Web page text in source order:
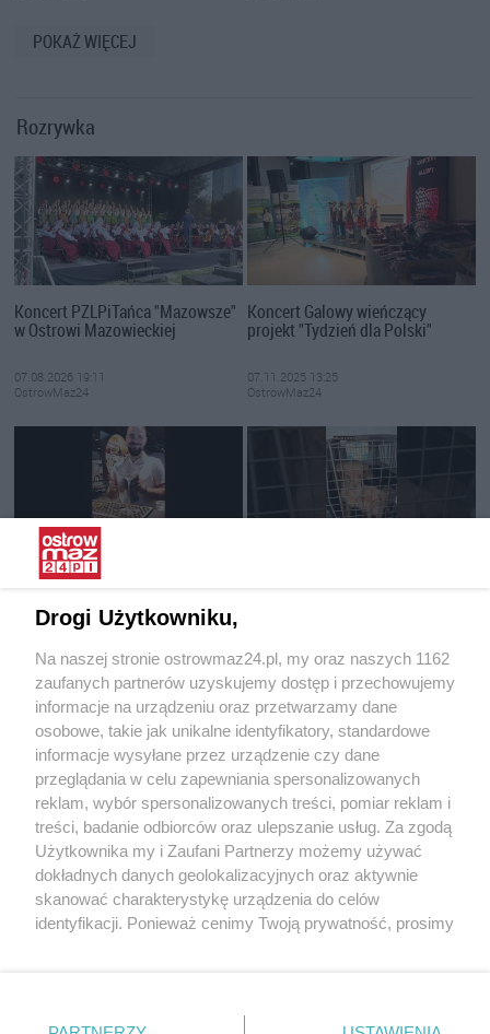
POKAŻ WIĘCEJ
Rozrywka
Koncert PZLPiTańca "Mazowsze"
w Ostrowi Mazowieckiej
07.08.2026 19:11
OstrowMaz24
Koncert Galowy wieńczący
projekt "Tydzień dla Polski"
07.11.2025 13:25
OstrowMaz24
Restauracja W.O.R zaprasza na
OstrowMaz24
OstrowMaz24
Wieczór z muzyką Krzysztofa
Krawczyka w Starej Elektrowni
07.05.2025 12:31
OstrowMaz24
Spotkanie z Rafałem
Trzaskowskim w Ostrowi
Mazowieckiej
06.04.2025 13:49
OstrowMaz24
Drogi Użytkowniku,
Na naszej stronie ostrowmaz24.pl, my oraz naszych 1162
zaufanych partnerów uzyskujemy dostęp i przechowujemy
informacje na urządzeniu oraz przetwarzamy dane
osobowe, takie jak unikalne identyfikatory, standardowe
informacje wysyłane przez urządzenie czy dane
przeglądania w celu zapewniania spersonalizowanych
reklam, wybór spersonalizowanych treści, pomiar reklam i
treści, badanie odbiorców oraz ulepszanie usług. Za zgodą
Użytkownika my i Zaufani Partnerzy możemy używać
dokładnych danych geolokalizacyjnych oraz aktywnie
skanować charakterystykę urządzenia do celów
identyfikacji. Ponieważ cenimy Twoją prywatność, prosimy
prywatności znajdujący się w lewym dolnym rogu strony